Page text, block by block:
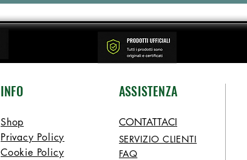
INFO ASSISTENZA
Shop
Privacy Policy
Cookie Policy
CONTATTACI
SERVIZIO CLIENTI
FAQ